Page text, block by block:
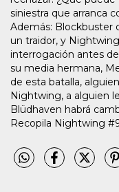
siniestra que arranca
Además: Blockbuster
un traidor, y
interrogación antes
su media hermana,
de esta batalla,
Nightwing, a alguien
Blüdhaven habrá
Recopila Nightwing